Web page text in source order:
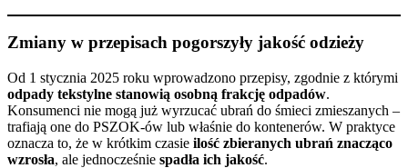
Zmiany w przepisach pogorszyły jakość odzieży
Od 1 stycznia 2025 roku wprowadzono przepisy, zgodnie z którymi
odpady tekstylne stanowią osobną frakcję odpadów.
Konsumenci nie mogą już wyrzucać ubrań do śmieci zmieszanych –
trafiają one do PSZOK-ów lub właśnie do kontenerów. W praktyce
oznacza to, że w krótkim czasie ilość zbieranych ubrań znacząco
wzrosła, ale jednocześnie spadła ich jakość.